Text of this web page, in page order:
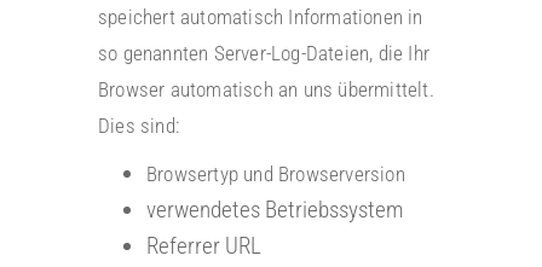
speichert automatisch Informationen in
so genannten Server-Log-Dateien, die Ihr
Browser automatisch an uns übermittelt.
Dies sind:
Browsertyp und Browserversion
verwendetes Betriebssystem
Referrer URL